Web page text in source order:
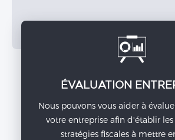
ÉVALUATION
Nous pouvons vous aider à
votre entreprise afin d'établir
stratégies fiscales à mettre